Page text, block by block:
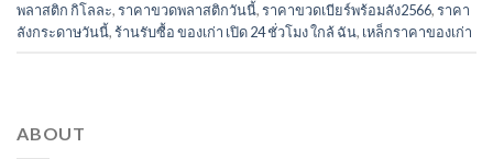
พลาสติก กิโลละ,ราคาขวดพลาสติกวันนี้,ราคาขวดเบียร์พร้อมลัง2566,ราคา
ลังกระดาษวันนี้,ร้านรับซื้อ ของเก่า เปิด 24 ชั่วโมง ใกล้ ฉัน, เหล็กราคาของเก่า
ABOUT